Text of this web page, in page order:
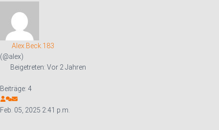
Alex.Beck.183
(@alex)
Beigetreten: Vor 2 Jahren
Beiträge: 4
Feb. 05, 2025 2:41 p.m.